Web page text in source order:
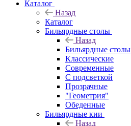
Каталог
Назад
Каталог
Бильярдные столы
Назад
Бильярдные столы
Классические
Современные
С подсветкой
Прозрачные
"Геометрия"
Обеденные
Бильярдные кии
Назад